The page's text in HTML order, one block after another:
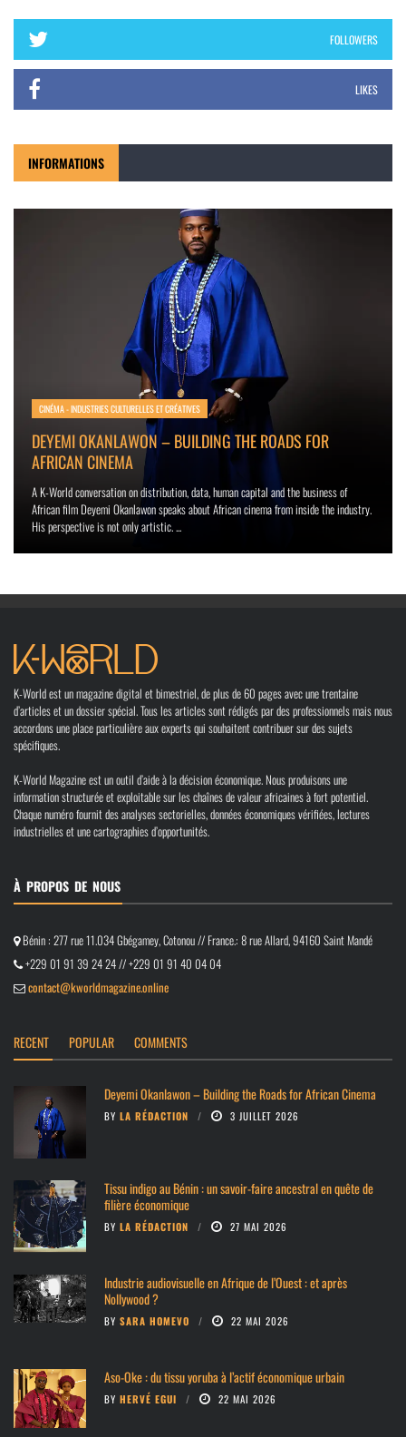
FOLLOWERS
LIKES
INFORMATIONS
CINÉMA - INDUSTRIES CULTURELLES ET CRÉATIVES
DEYEMI OKANLAWON – BUILDING THE ROADS FOR
AFRICAN CINEMA
A K-World conversation on distribution, data, human capital and the business of
African film Deyemi Okanlawon speaks about African cinema from inside the industry.
His perspective is not only artistic. ...
K-World est un magazine digital et bimestriel, de plus de 60 pages avec une trentaine
d’articles et un dossier spécial. Tous les articles sont rédigés par des professionnels mais nous
accordons une place particulière aux experts qui souhaitent contribuer sur des sujets
spécifiques.
K-World Magazine est un outil d’aide à la décision économique. Nous produisons une
information structurée et exploitable sur les chaînes de valeur africaines à fort potentiel.
Chaque numéro fournit des analyses sectorielles, données économiques vérifiées, lectures
industrielles et une cartographies d’opportunités.
À PROPOS DE NOUS
Bénin : 277 rue 11.034 Gbégamey, Cotonou // France.: 8 rue Allard, 94160 Saint Mandé
+229 01 91 39 24 24 // +229 01 91 40 04 04
contact@kworldmagazine.online
RECENT POPULAR COMMENTS
Deyemi Okanlawon – Building the Roads for African Cinema
BY LA RÉDACTION 3 JUILLET 2026
Tissu indigo au Bénin : un savoir-faire ancestral en quête de
filière économique
BY LA RÉDACTION 27 MAI 2026
Industrie audiovisuelle en Afrique de l’Ouest : et après
Nollywood ?
BY SARA HOMEVO 22 MAI 2026
Aso-Oke : du tissu yoruba à l’actif économique urbain
BY HERVÉ EGUI 22 MAI 2026